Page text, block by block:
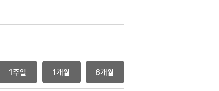
1주일 1개월 6개월